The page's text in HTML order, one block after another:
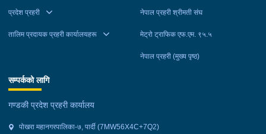
प्रदेश प्रहरी
तालिम प्रदायक प्रहरी कार्यालयहरू
नेपाल प्रहरी श्रीमती संघ
मेट्रो ट्राफिक एफ.एम. ९५.५
नेपाल प्रहरी (मुख्य पृष्ठ)
सम्पर्कको लागि
गण्डकी प्रदेश प्रहरी कार्यालय
पोखरा महानगरपालिका-७, पार्दी (7MW56X4C+7Q2)